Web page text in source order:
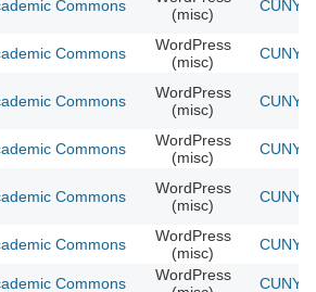
Commons
(misc)
CUNY
Commons
WordPress
(misc)
CUNY
Commons
WordPress
(misc)
CUNY
Commons
WordPress
(misc)
CUNY
Commons
WordPress
(misc)
CUNY
Commons
WordPress
(misc)
CUNY
Commons
WordPress
CUNY